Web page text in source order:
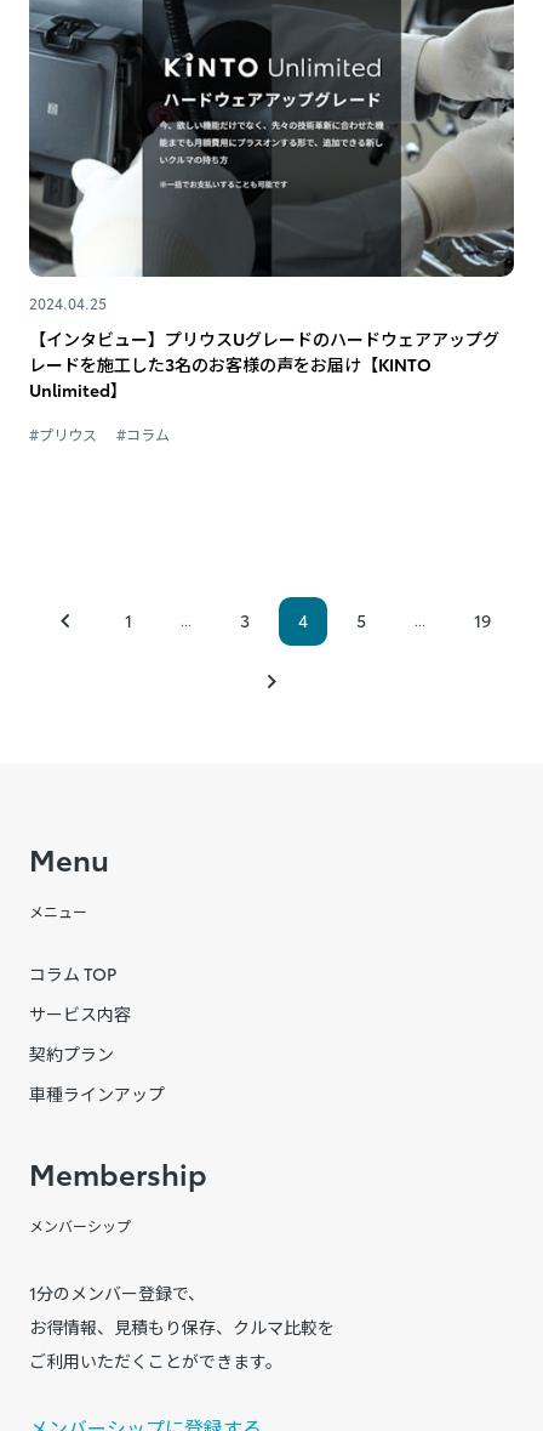
2024.04.25
【インタビュー】プリウスUグレードのハードウェアアップグ
レードを施工した3名のお客様の声をお届け【KINTO
Unlimited】
#プリウス #コラム
1 ... 3 4 5 ... 19
Menu
メニュー
コラム TOP
サービス内容
契約プラン
車種ラインアップ
Membership
メンバーシップ
1分のメンバー登録で、
お得情報、見積もり保存、クルマ比較を
ご利用いただくことができます。